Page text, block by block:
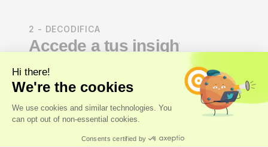
2 - DECODIFICA
Accede a tus insights de
salud
Nuestrosexpertos, y no solo algoritmos, realizan un
análisis integral del organismo que abarca los sistemas
cardiovascular, hormonal, metabólico e inmunitario.
Recibirás unapuntuación de salud Axo Longevity
y un análisis completo